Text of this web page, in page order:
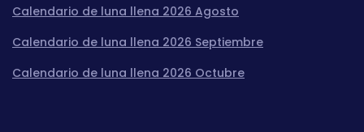
Calendario de luna llena 2026 Agosto
Calendario de luna llena 2026 Septiembre
Calendario de luna llena 2026 Octubre